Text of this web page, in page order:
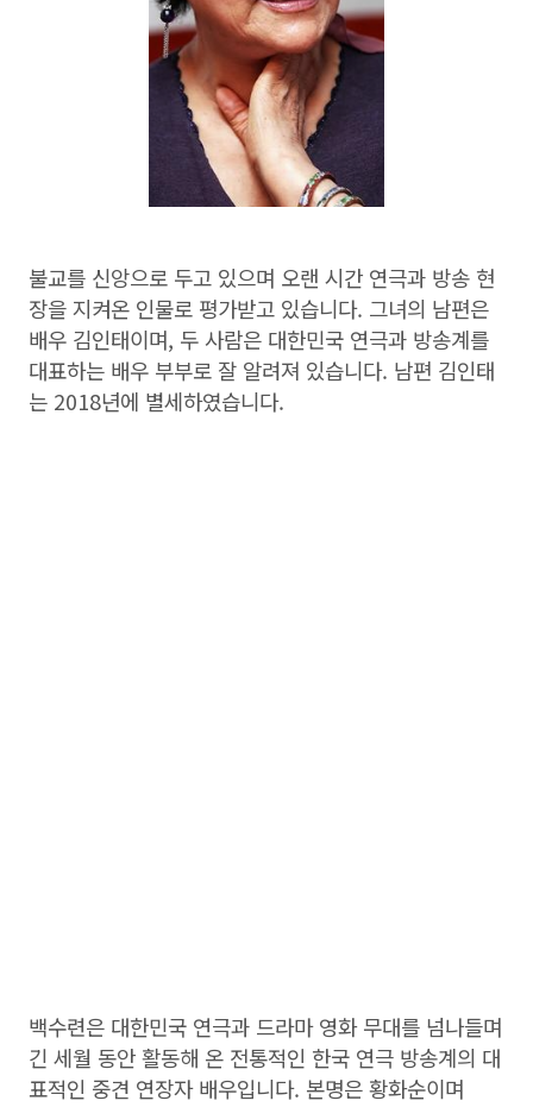
불교를 신앙으로 두고 있으며 오랜 시간 연극과 방송 현
장을 지켜온 인물로 평가받고 있습니다. 그녀의 남편은
배우 김인태이며, 두 사람은 대한민국 연극과 방송계를
대표하는 배우 부부로 잘 알려져 있습니다. 남편 김인태
는 2018년에 별세하였습니다.
백수련은 대한민국 연극과 드라마 영화 무대를 넘나들며
긴 세월 동안 활동해 온 전통적인 한국 연극 방송계의 대
표적인 중견 연장자 배우입니다. 본명은 황화순이며